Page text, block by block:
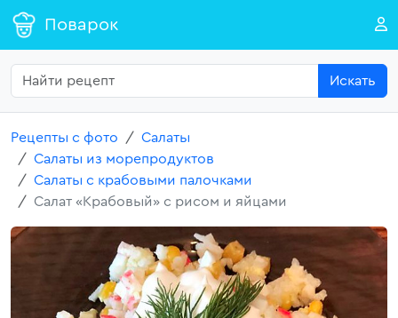
Поварок
Искать
Рецепты с фото
Салаты
Салаты из морепродуктов
Салаты с крабовыми палочками
Салат «Крабовый» с рисом и яйцами